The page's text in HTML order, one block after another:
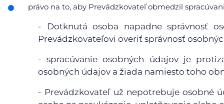
právo na to, aby Prevádzkovateľ obmedzil
- Dotknutá osoba napadne správnosť
Prevádzkovateľovi overiť správnosť
- spracúvanie osobných údajov je
osobných údajov a žiada namiesto toho
- Prevádzkovateľ už nepotrebuje osobné